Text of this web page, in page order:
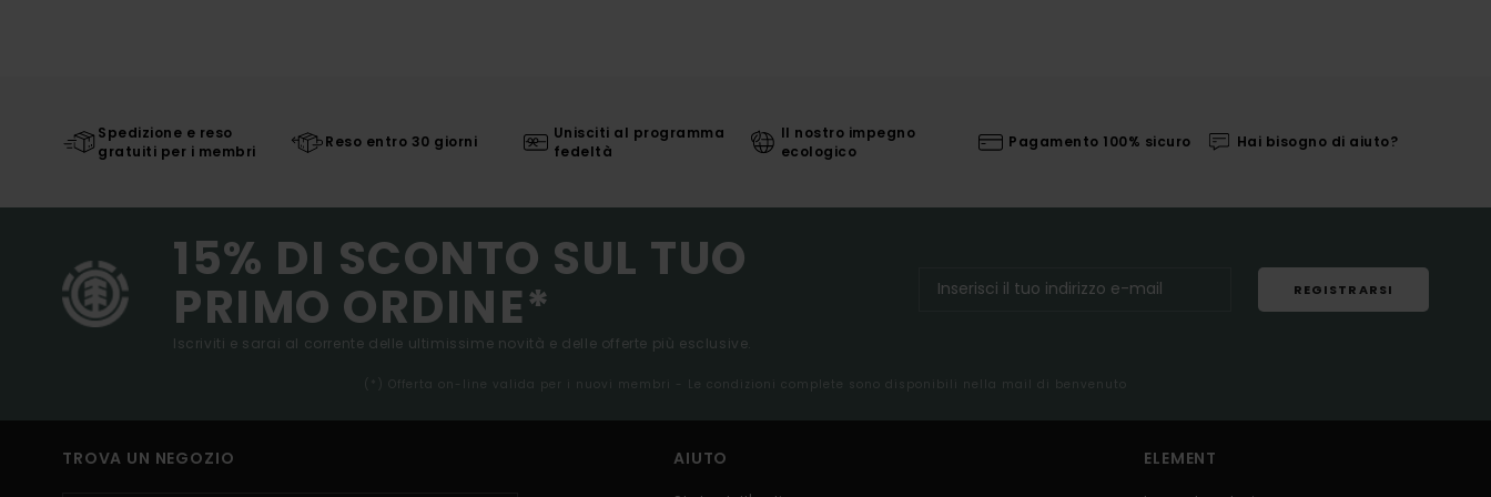
Spedizione e reso
gratuiti per i membri
Reso entro 30 giorni
Unisciti al programma
fedeltà
Il nostro impegno
ecologico
Pagamento 100% sicuro Hai bisogno di aiuto?
15% DI SCONTO SUL TUO
PRIMO ORDINE*
Iscriviti e sarai al corrente delle ultimissime novità e delle offerte più esclusive.
REGISTRARSI
(*) Offerta on-line valida per i nuovi membri - Le condizioni complete sono disponibili nella mail di benvenuto
TROVA UN NEGOZIO AIUTO ELEMENT